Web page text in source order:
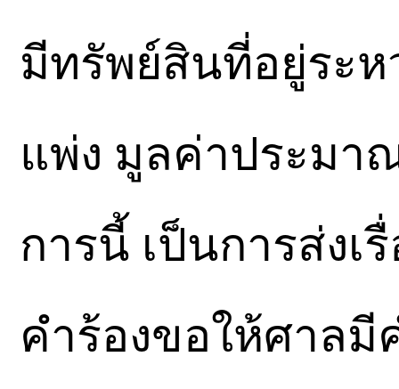
มีทรัพย์สินที่อยู่ระ
แพ่ง มูลค่าประมา
การนี้ เป็นการส่งเ
คำร้องขอให้ศาลมี